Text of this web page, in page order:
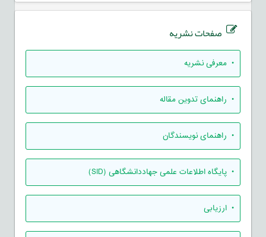
صفحات نشریه
• معرفی نشریه
• راهنمای تدوین مقاله
• راهنمای نویسندگان
• پایگاه اطلاعات علمی جهاددانشگاهی (SID)
• ارزیابی